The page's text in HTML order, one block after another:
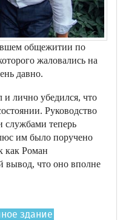
общежитии по
жаловались на
давно.
и лично убедился, что
Руководство
службами теперь
им было поручено
как Роман
вывод, что оно вполне
здание